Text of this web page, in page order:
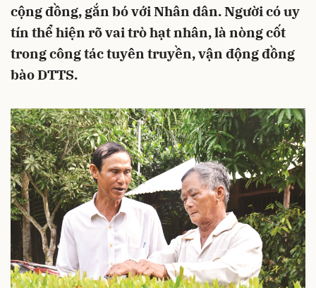
cộng đồng, gắn bó với Nhân dân. Người có uy
tín thể hiện rõ vai trò hạt nhân, là nòng cốt
trong công tác tuyên truyền, vận động đồng
bào DTTS.